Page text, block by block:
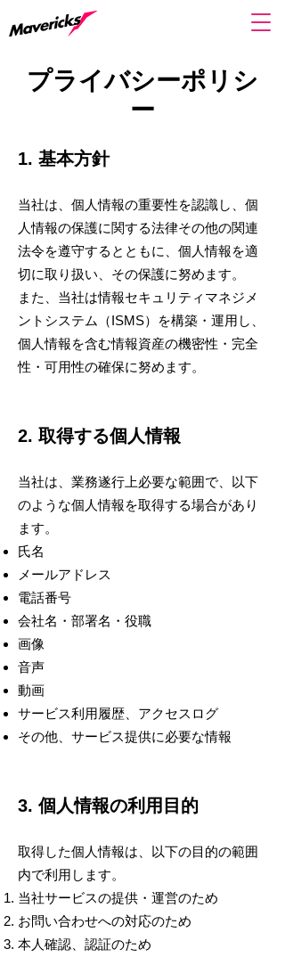
プライバシーポリシ
ー
1. 基本方針
当社は、個人情報の重要性を認識し、個
人情報の保護に関する法律その他の関連
法令を遵守するとともに、個人情報を適
切に取り扱い、その保護に努めます。
また、当社は情報セキュリティマネジメ
ントシステム（ISMS）を構築・運用し、
個人情報を含む情報資産の機密性・完全
性・可用性の確保に努めます。
2. 取得する個人情報
当社は、業務遂行上必要な範囲で、以下
のような個人情報を取得する場合があり
ます。
氏名
メールアドレス
電話番号
会社名・部署名・役職
画像
音声
動画
サービス利用履歴、アクセスログ
その他、サービス提供に必要な情報
3. 個人情報の利用目的
取得した個人情報は、以下の目的の範囲
内で利用します。
当社サービスの提供・運営のため
お問い合わせへの対応のため
本人確認、認証のため